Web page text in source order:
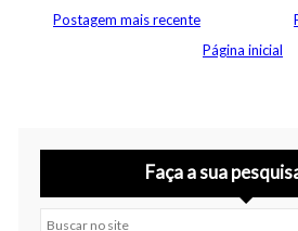
Postagem mais recente
Página inicial
Faça a sua
Buscar no site